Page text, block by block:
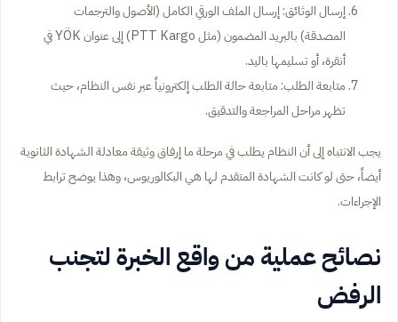
إرسال الوثائق: إرسال الملف الورقي الكامل (الأصول والترجمات
المصدقة) بالبريد المضمون (مثل PTT Kargo) إلى عنوان YÖK في
أنقرة، أو تسليمها باليد.
متابعة الطلب: متابعة حالة الطلب إلكترونياً عبر نفس النظام، حيث
تظهر مراحل المراجعة والتدقيق.
يجب الانتباه إلى أن النظام يطلب في مرحلة ما إرفاق وثيقة معادلة الشهادة الثانوية
أيضاً، حتى لو كانت الشهادة المتقدم لها هي البكالوريوس، وهذا يوضح ترابط
الإجراءات.
نصائح عملية من واقع الخبرة لتجنب
الرفض